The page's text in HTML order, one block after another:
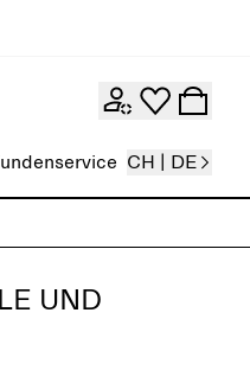
CH | DE
UND